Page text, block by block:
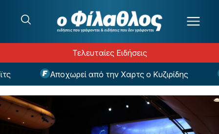
Τελευταίες Ειδήσεις
Αποχωρεί από την Χαρτς ο Κυζιρίδης